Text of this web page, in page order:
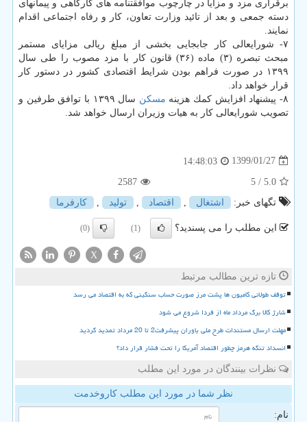
برقراری مزد و مزایا در چارچوب موافقت­نامه­ های كارگاهی و پیمان­های
دسته­ جمعی و بعد از تائید وزارت تعاون، كار و رفاه اجتماعی اقدام
نمایند.
۷- شورایعالی كار جابجایی بخشی از مبلغ ریالی مزایای مستمر
مبحث تبصره (۳) ماده (۳۶) قانون كار با مزد مصوب را طی سال
۱۳۹۹ در صورت فراهم بودن شرایط اقتصادی كشور در دستور كار
قرار خواهد داد.
۸- پیشنهاد افزایش كمك­ هزینه
مسكن
سال ۱۳۹۹ با توافق طرفین و
تصویب شورایعالی كار به هیات وزیران ارسال خواهد شد.
1399/01/27
14:48:03
5.0
/ 5
2587
تگهای خبر:
اشتغال , اقتصاد , تولید , كارفرما
این مطلب را می پسندید؟ (1)
(0)
X
تازه ترین مطالب مرتبط
توقف طولانی کامیون ها پشت مرز صورت حساب سنگینی که به اقتصاد می رسد
شارژ کالا برگ مرداد ماه از فردا شروع می شود
مهلت ارسال مستندات طرح ملی یاوران پیشرفت2 تا 20 مرداد تمدید گردید
انسداد تنگه هرمز چطور اقتصاد آمریکا را تحت فشار قرار داد؟
نظرات بینندگان در مورد این مطلب
نظر شما در مورد این مطلب کاروخدمت
نام: